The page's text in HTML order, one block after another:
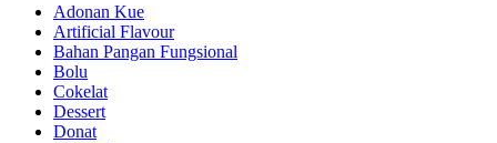
Adonan Kue
Artificial Flavour
Bahan Pangan Fungsional
Bolu
Cokelat
Dessert
Donat